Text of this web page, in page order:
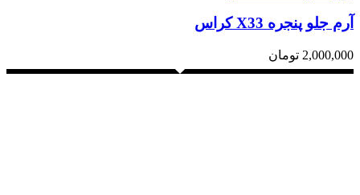
آرم جلو پنجره X33 کراس
2,000,000 تومان